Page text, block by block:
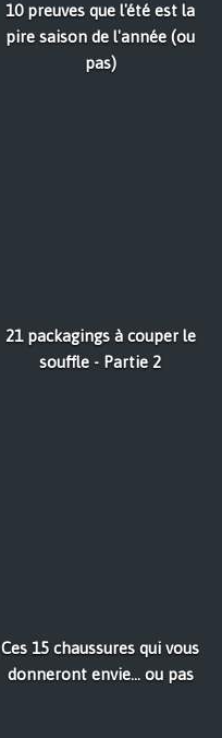
10 preuves que l'été est la
pire saison de l'année (ou
pas)
21 packagings à couper le
souffle - Partie 2
Ces 15 chaussures qui vous
donneront envie… ou pas